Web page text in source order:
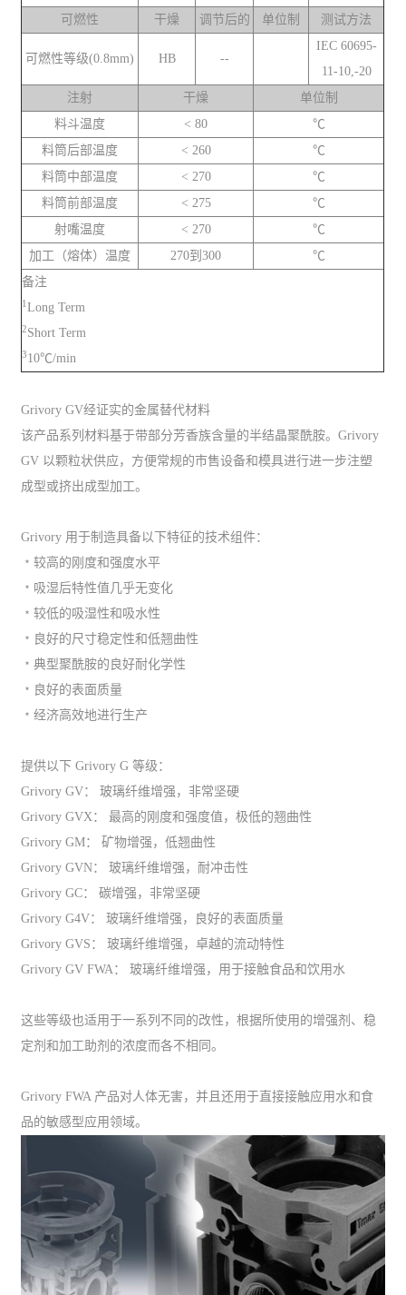
可燃性 干燥 调节后的 单位制 测试方法
可燃性等级(0.8mm) HB --
IEC 60695-
11-10,-20
注射
干燥
单位制
料斗温度
< 80
℃
料筒后部温度
< 260
℃
料筒中部温度
< 270
℃
料筒前部温度
< 275
℃
射嘴温度
< 270
℃
加工（熔体）温度
270到300
℃
备注
1Long Term
2Short Term
310℃/min
Grivory GV经证实的金属替代材料
该产品系列材料基于带部分芳香族含量的半结晶聚酰胺。Grivory
GV 以颗粒状供应，方便常规的市售设备和模具进行进一步注塑
成型或挤出成型加工。
Grivory 用于制造具备以下特征的技术组件：
﹡较高的刚度和强度水平
﹡吸湿后特性值几乎无变化
﹡较低的吸湿性和吸水性
﹡良好的尺寸稳定性和低翘曲性
﹡典型聚酰胺的良好耐化学性
﹡良好的表面质量
﹡经济高效地进行生产
提供以下 Grivory G 等级：
Grivory GV： 玻璃纤维增强，非常坚硬
Grivory GVX： 最高的刚度和强度值，极低的翘曲性
Grivory GM： 矿物增强，低翘曲性
Grivory GVN： 玻璃纤维增强，耐冲击性
Grivory GC： 碳增强，非常坚硬
Grivory G4V： 玻璃纤维增强，良好的表面质量
Grivory GVS： 玻璃纤维增强，卓越的流动特性
Grivory GV FWA： 玻璃纤维增强，用于接触食品和饮用水
这些等级也适用于一系列不同的改性，根据所使用的增强剂、稳
定剂和加工助剂的浓度而各不相同。
Grivory FWA 产品对人体无害，并且还用于直接接触应用水和食
品的敏感型应用领域。